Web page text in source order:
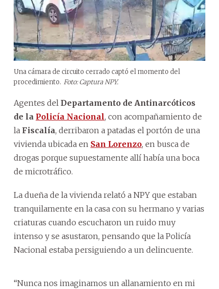
Una cámara de circuito cerrado captó el momento del
procedimiento. Foto: Captura NPY.
Agentes del Departamento de Antinarcóticos
de la Policía Nacional, con acompañamiento de
la Fiscalía, derribaron a patadas el portón de una
vivienda ubicada en San Lorenzo, en busca de
drogas porque supuestamente allí había una boca
de microtráfico.
La dueña de la vivienda relató a NPY que estaban
tranquilamente en la casa con su hermano y varias
criaturas cuando escucharon un ruido muy
intenso y se asustaron, pensando que la Policía
Nacional estaba persiguiendo a un delincuente.
“Nunca nos imaginamos un allanamiento en mi